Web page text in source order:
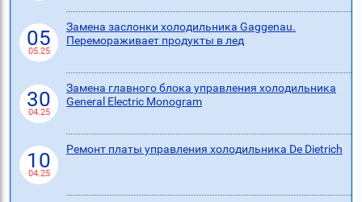
05
05.25
Замена заслонки холодильника Gaggenau.
Перемораживает продукты в лед
30
04.25
Замена главного блока управления холодильника
General Electric Monogram
10
04.25
Ремонт платы управления холодильника De Dietrich